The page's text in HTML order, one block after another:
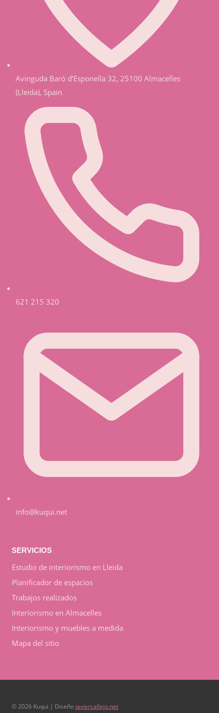
Avinguda Baró d’Esponella 32, 25100 Almacelles
(Lleida), Spain
621 215 320
info@kuqui.net
SERVICIOS
Estudio de interiorismo en Lleida
Planificador de espacios
Trabajos realizados
Interiorismo en Almacelles
Interiorismo y muebles a medida
Mapa del sitio
© 2026 Kuqui | Diseño javiercallejo.net